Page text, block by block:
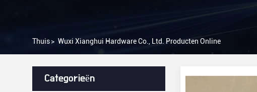
Thuis> Wuxi Xianghui Hardware Co., Ltd. Producten Online
Categorieën